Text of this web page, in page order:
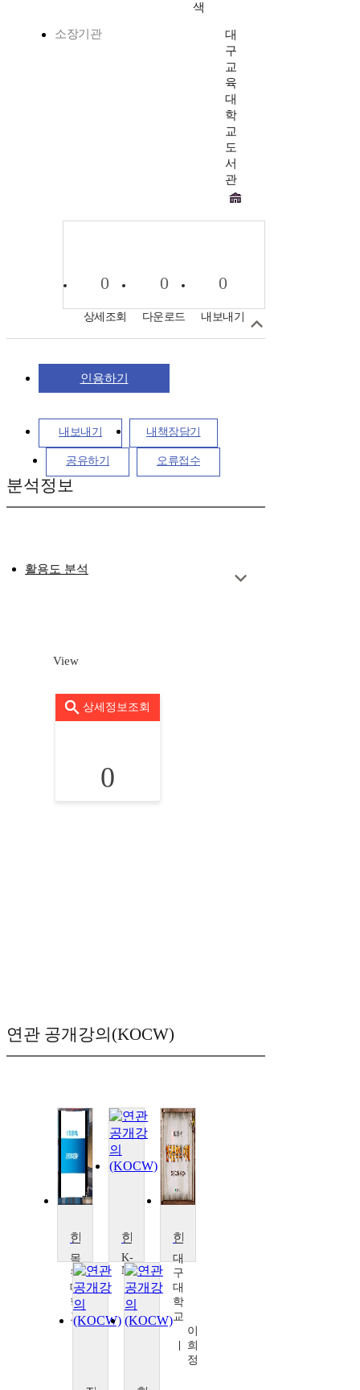
색
소장기관
대
구
교
육
대
학
교
도
서
관
0
상세조회
0
다운로드
0
내보내기
인용하기
내보내기 내책장담기
공유하기 오류접수
분석정보
활용도 분석
View
상세정보조회
0
연관 공개강의(KOCW)
목
원
대
학
교
K-
MOOC
국
제
사
이
교
대
구
대
학
교
이
희
정